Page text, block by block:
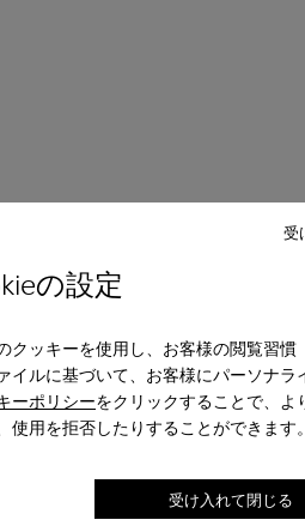
の設定
クッキーを使用し、お客様の閲覧習慣
イルに基づいて、お客様にパーソナラ
ーポリシーをクリックすることで、よ
用を拒否したりすることができます。
受
受け入れて閉じる